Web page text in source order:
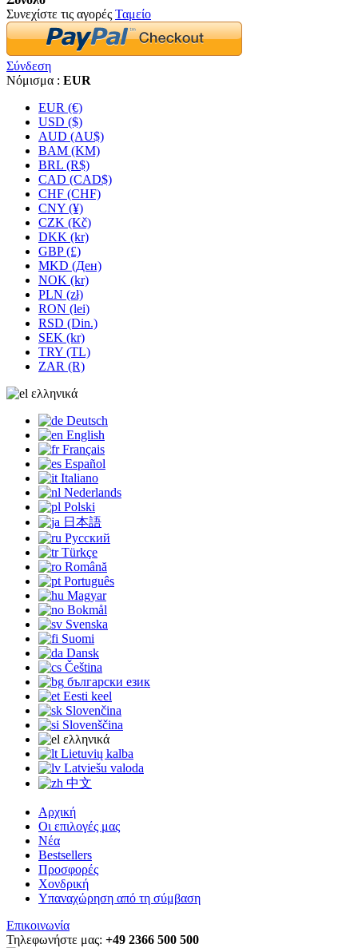
Συνεχίστε τις αγορές Ταμείο
Σύνδεση
Νόμισμα : EUR
EUR (€)
USD ($)
AUD (AU$)
BAM (KM)
BRL (R$)
CAD (CAD$)
CHF (CHF)
CNY (¥)
CZK (Kč)
DKK (kr)
GBP (£)
MKD (Ден)
NOK (kr)
PLN (zł)
RON (lei)
RSD (Din.)
SEK (kr)
TRY (TL)
ZAR (R)
ελληνικά
Deutsch
English
Français
Español
Italiano
Nederlands
Polski
日本語
Русский
Türkçe
Română
Português
Magyar
Bokmål
Svenska
Suomi
Dansk
Čeština
български език
Eesti keel
Slovenčina
Slovenščina
ελληνικά
Lietuvių kalba
Latviešu valoda
中文
Αρχική
Οι επιλογές μας
Νέα
Bestsellers
Προσφορές
Χονδρική
Υπαναχώρηση από τη σύμβαση
Επικοινωνία
Τηλεφωνήστε μας: +49 2366 500 500